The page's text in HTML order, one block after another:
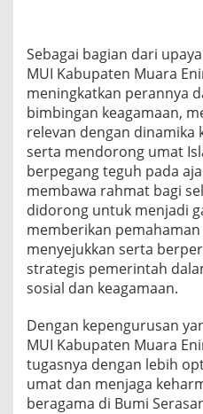
Sebagai bagian dari
MUI Kabupaten Muara
meningkatkan perannya
bimbingan keagamaan,
relevan dengan dinamika
serta mendorong umat
berpegang teguh pada
membawa rahmat bagi
didorong untuk menjadi
memberikan pemahaman
menyejukkan serta
strategis pemerintah
sosial dan keagamaan.
Dengan kepengurusan
MUI Kabupaten Muara
tugasnya dengan lebih
umat dan menjaga
beragama di Bumi